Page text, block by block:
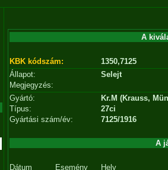
A
KBK kódszám:
1350,7125
Állapot:
Selejt
Megjegyzés:
Gyártó:
Kr.M (Krauss,
Típus:
27ci
Gyártási szám/év:
7125/1916
A
Dátum Esemény Hely